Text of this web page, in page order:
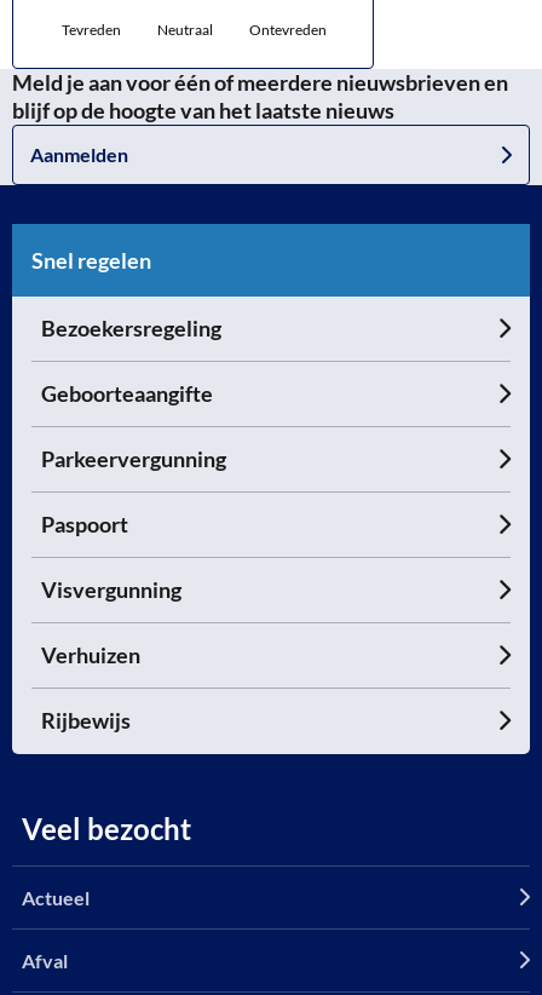
Tevreden Neutraal Ontevreden
Meld je aan voor één of meerdere nieuwsbrieven en
blijf op de hoogte van het laatste nieuws
Aanmelden
Snel regelen
Bezoekersregeling
Geboorteaangifte
Parkeervergunning
Paspoort
Visvergunning
Verhuizen
Rijbewijs
Veel bezocht
Actueel
Afval